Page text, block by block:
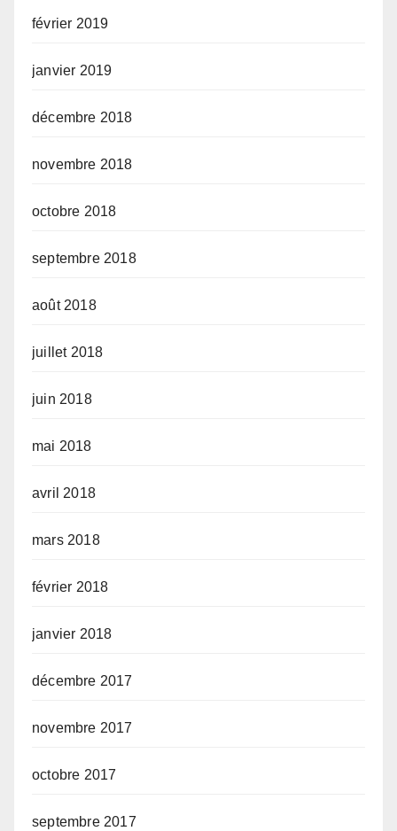
février 2019
janvier 2019
décembre 2018
novembre 2018
octobre 2018
septembre 2018
août 2018
juillet 2018
juin 2018
mai 2018
avril 2018
mars 2018
février 2018
janvier 2018
décembre 2017
novembre 2017
octobre 2017
septembre 2017